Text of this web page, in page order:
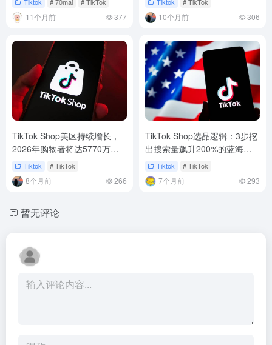
11个月前 377 10个月前 306
TikTok Shop美区持续增长，
2026年购物者将达5770万，
占美人口约17%​​
Tiktok # TikTok
8个月前 266
TikTok Shop选品逻辑：3步挖
出搜索量飙升200%的蓝海爆
品 Tiktok # TikTok
7个月前 293
暂无评论